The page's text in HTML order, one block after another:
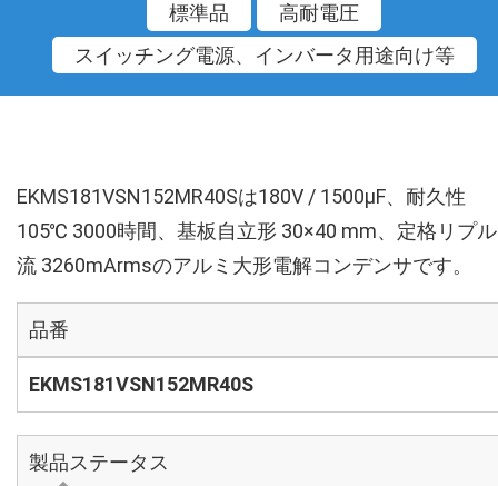
標準品
高耐電圧
スイッチング電源、インバータ用途向け等
EKMS181VSN152MR40Sは180V / 1500µF、耐久性
105℃ 3000時間、基板自立形 30×40 mm、定格リプ
流 3260mArmsのアルミ大形電解コンデンサです。
品番
EKMS181VSN152MR40S
製品ステータス